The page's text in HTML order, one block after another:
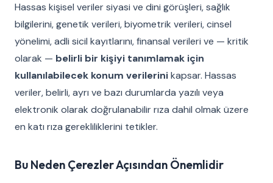
Hassas kişisel veriler siyasi ve dini görüşleri, sağlık
bilgilerini, genetik verileri, biyometrik verileri, cinsel
yönelimi, adli sicil kayıtlarını, finansal verileri ve — kritik
olarak — belirli bir kişiyi tanımlamak için
kullanılabilecek konum verilerinikapsar. Hassas
veriler, belirli, ayrı ve bazı durumlarda yazılı veya
elektronik olarak doğrulanabilir rıza dahil olmak üzere
en katı rıza gerekliliklerini tetikler.
Bu Neden Çerezler Açısından Önemlidir